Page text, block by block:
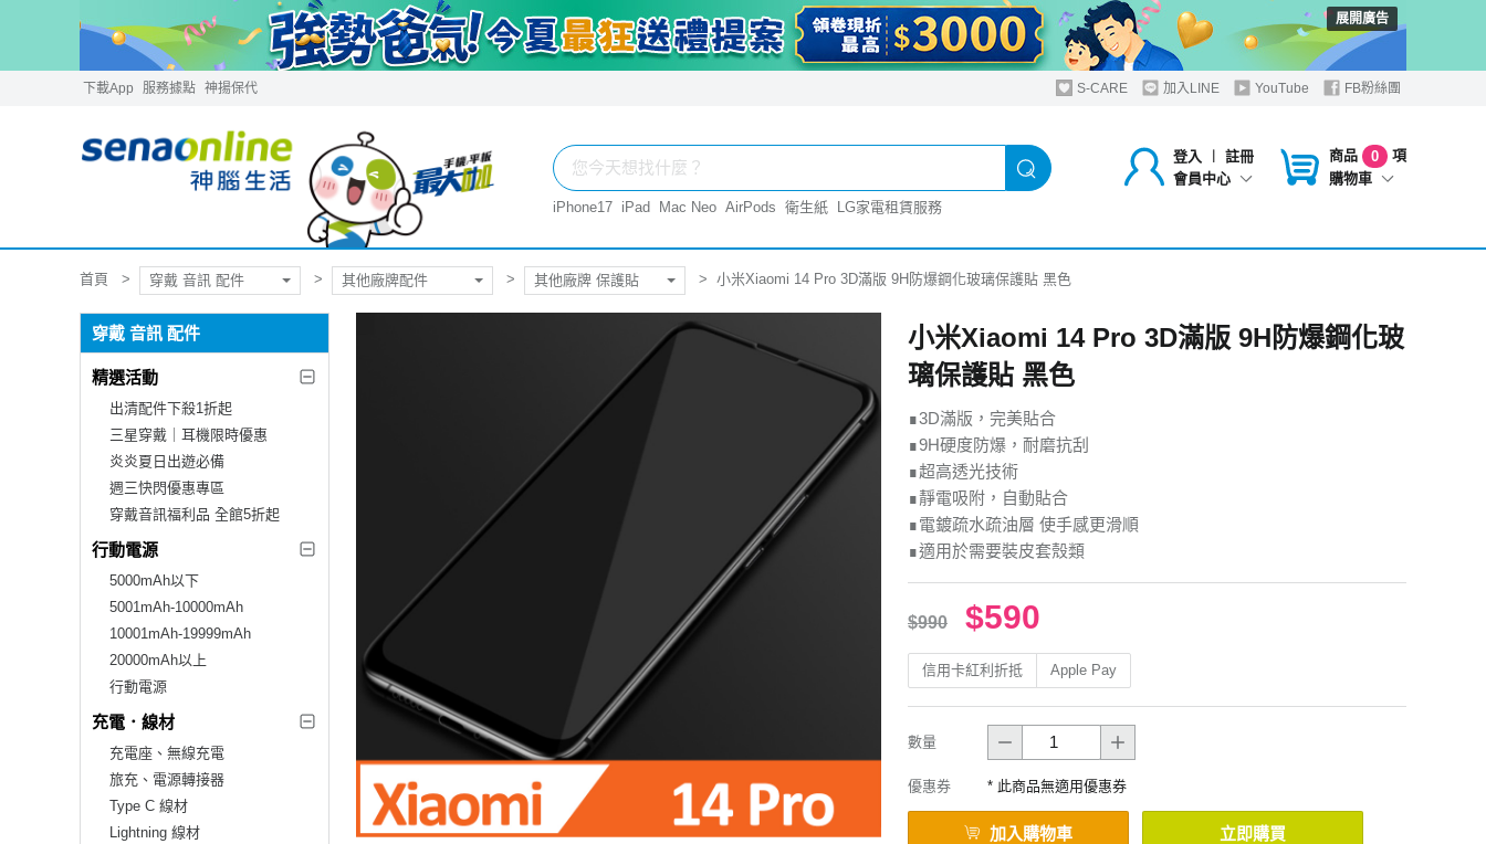
展開廣告
下載App 服務據點 神揚保代 S-CARE 加入LINE YouTube FB粉絲團
登入 ︱
註冊
會員中心
商品 0
項
購物車
iPhone17 iPad Mac Neo AirPods 衛生紙 LG家電租賃服務
首頁 穿戴 音訊 配件 其他廠牌配件 其他廠牌 保護貼 小米Xiaomi 14 Pro 3D滿版 9H防爆鋼化玻璃保護貼 黑色
穿戴 音訊 配件
精選活動
出清配件下殺1折起
三星穿戴｜耳機限時優惠
炎炎夏日出遊必備
週三快閃優惠專區
穿戴音訊福利品 全館5折起
行動電源
5000mAh以下
5001mAh-10000mAh
10001mAh-19999mAh
20000mAh以上
行動電源
充電．線材
充電座、無線充電
旅充、電源轉接器
Type C 線材
Lightning 線材
小米Xiaomi 14 Pro 3D滿版 9H防爆鋼化玻
璃保護貼 黑色
∎3D滿版，完美貼合
∎9H硬度防爆，耐磨抗刮
∎超高透光技術
∎靜電吸附，自動貼合
∎電鍍疏水疏油層 使手感更滑順
∎適用於需要裝皮套殼類
$990 $590
信用卡紅利折抵 Apple Pay
數量
優惠券 * 此商品無適用優惠券
加入購物車 立即購買